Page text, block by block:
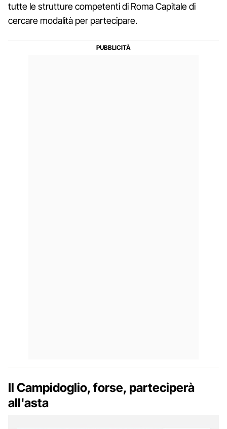
tutte le strutture competenti di Roma Capitale di
cercare modalità per partecipare.
Il Campidoglio, forse, parteciperà
all'asta